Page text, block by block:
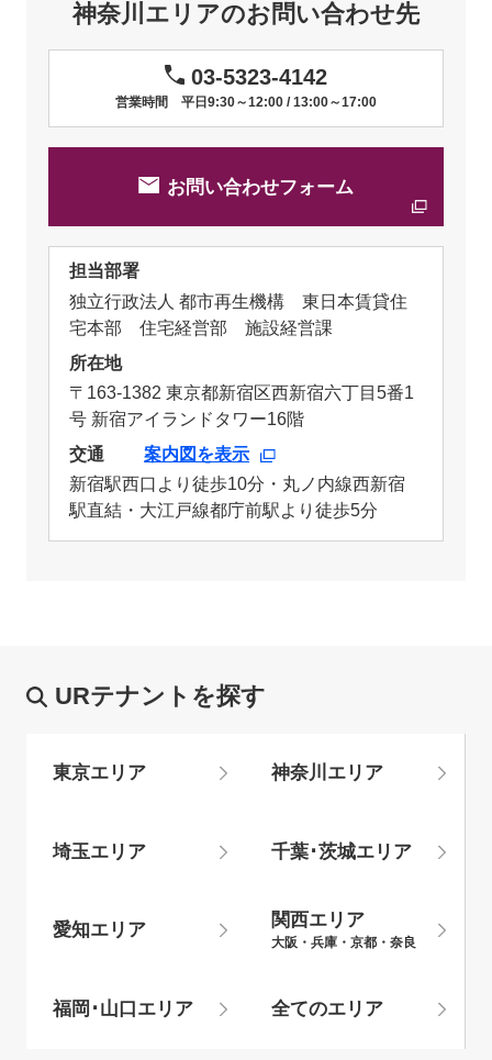
神奈川エリアのお問い合わせ先
03-5323-4142
営業時間 平日9:30～12:00 / 13:00～17:00
お問い合わせフォーム
担当部署
独立行政法人 都市再生機構 東日本賃貸住
宅本部 住宅経営部 施設経営課
所在地
〒163-1382 東京都新宿区西新宿六丁目5番1
号 新宿アイランドタワー16階
交通
案内図を表示
新宿駅西口より徒歩10分・丸ノ内線西新宿
駅直結・大江戸線都庁前駅より徒歩5分
URテナントを探す
東京エリア 神奈川エリア
埼玉エリア 千葉･茨城エリア
愛知エリア 関西エリア
大阪・兵庫・京都・奈良
福岡･山口エリア 全てのエリア